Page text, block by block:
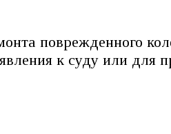
поврежденного
к суду или для